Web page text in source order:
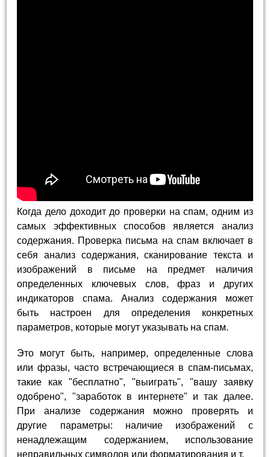
Когда дело доходит до проверки на спам, одним из
самых эффективных способов является анализ
содержания. Проверка письма на спам включает в
себя анализ содержания, сканирование текста и
изображений в письме на предмет наличия
определенных ключевых слов, фраз и других
индикаторов спама. Анализ содержания может
быть настроен для определения конкретных
параметров, которые могут указывать на спам.
Это могут быть, например, определенные слова
или фразы, часто встречающиеся в спам-письмах,
такие как "бесплатно", "выиграть", "вашу заявку
одобрено", "заработок в интернете" и так далее.
При анализе содержания можно проверять и
другие параметры: наличие изображений с
ненадлежащим содержанием, использование
неправильных символов или форматирования и т.